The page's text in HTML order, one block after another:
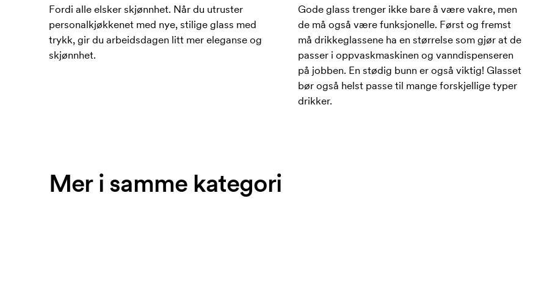
Fordi alle elsker skjønnhet. Når du utruster
personalkjøkkenet med nye, stilige glass med
trykk, gir du arbeidsdagen litt mer eleganse og
skjønnhet.
Gode glass trenger ikke bare å være vakre, men
de må også være funksjonelle. Først og fremst
må drikkeglassene ha en størrelse som gjør at de
passer i oppvaskmaskinen og vanndispenseren
på jobben. En stødig bunn er også viktig! Glasset
bør også helst passe til mange forskjellige typer
drikker.
Mer i samme kategori